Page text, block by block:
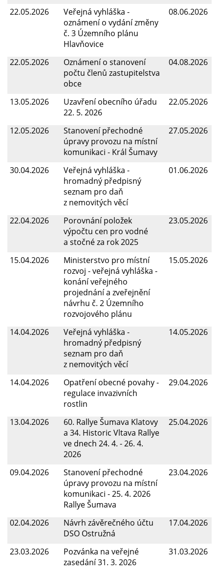
22.05.2026
08.06.2026
Veřejná vyhláška -
oznámení o vydání změny
č. 3 Územního plánu
Hlavňovice
22.05.2026
04.08.2026
Oznámení o stanovení
počtu členů zastupitelstva
obce
13.05.2026
22.05.2026
Uzavření obecního úřadu
22. 5. 2026
12.05.2026
27.05.2026
Stanovení přechodné
úpravy provozu na místní
komunikaci - Král Šumavy
30.04.2026
01.06.2026
Veřejná vyhláška -
hromadný předpisný
seznam pro daň
z nemovitých věcí
22.04.2026
23.05.2026
Porovnání položek
výpočtu cen pro vodné
a stočné za rok 2025
15.04.2026
15.05.2026
Ministerstvo pro místní
rozvoj - veřejná vyhláška -
konání veřejného
projednání a zveřejnění
návrhu č. 2 Územního
rozvojového plánu
14.04.2026
14.05.2026
Veřejná vyhláška -
hromadný předpisný
seznam pro daň
z nemovitých věcí
14.04.2026
29.04.2026
Opatření obecné povahy -
regulace invazivních
rostlin
13.04.2026
25.04.2026
60. Rallye Šumava Klatovy
a 34. Historic Vltava Rallye
ve dnech 24. 4. - 26. 4.
2026
09.04.2026
23.04.2026
Stanovení přechodné
úpravy provozu na místní
komunikaci - 25. 4. 2026
Rallye Šumava
02.04.2026
17.04.2026
Návrh závěrečného účtu
DSO Ostružná
23.03.2026
31.03.2026
Pozvánka na veřejné
zasedání 31. 3. 2026